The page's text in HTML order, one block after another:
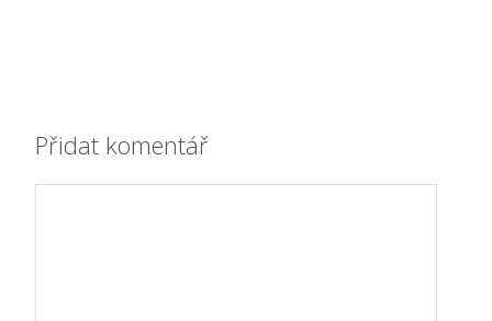
Přidat komentář